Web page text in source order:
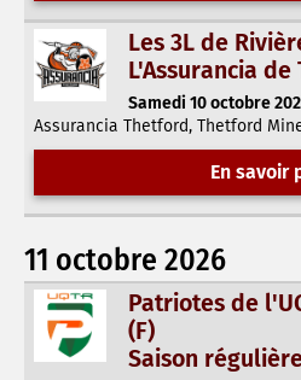
Les 3L de
L'Assurancia
Samedi 10 octobre
Assurancia Thetford, Thetford
En savoir
11 octobre 2026
Patriotes de
(F)
Saison